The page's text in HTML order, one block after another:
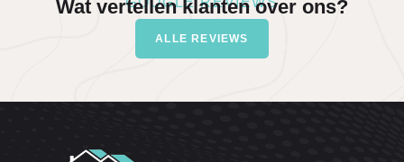
Wat vertellen klanten over ons?
ALLE REVIEWS